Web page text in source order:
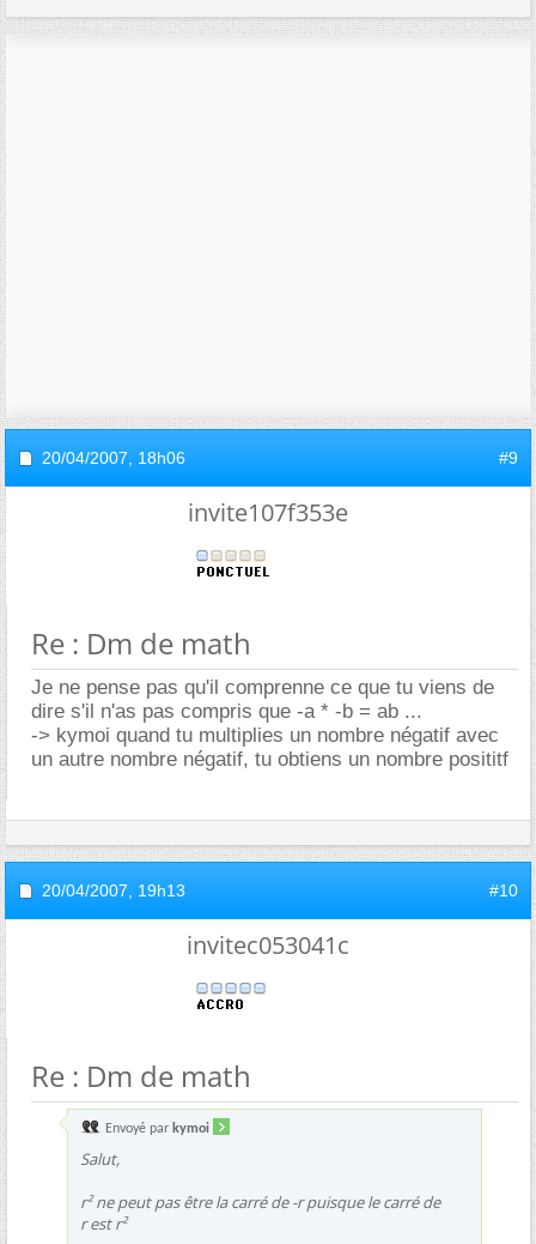
20/04/2007, 18h06 #9
invite107f353e
Re : Dm de math
Je ne pense pas qu'il comprenne ce que tu viens de
dire s'il n'as pas compris que -a * -b = ab ...
-> kymoi quand tu multiplies un nombre négatif avec
un autre nombre négatif, tu obtiens un nombre posititf
20/04/2007, 19h13 #10
invitec053041c
Re : Dm de math
Envoyé par kymoi
Salut,
r² ne peut pas être la carré de -r puisque le carré de
r est r²